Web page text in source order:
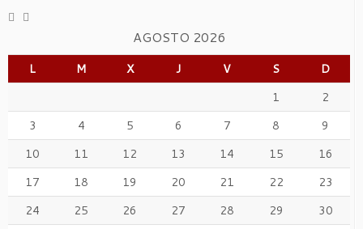
AGOSTO 2026
L M X J V S
D
1
2
3
4 5 6 7 8
9
10
11 12 13 14 15
16
17
18 19 20 21 22
23
24
25 26 27 28 29
30